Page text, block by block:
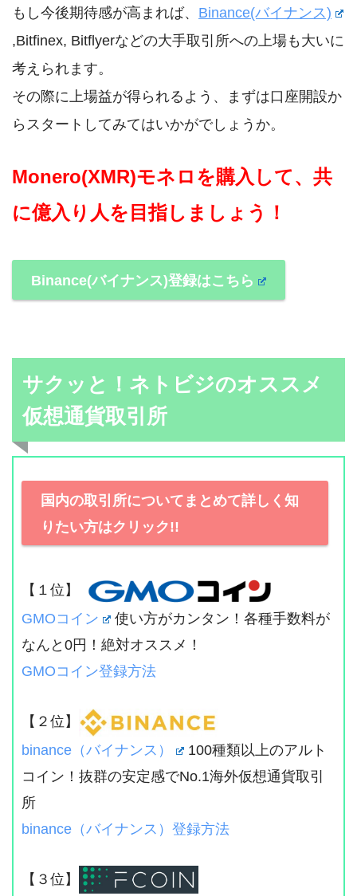
もし今後期待感が高まれば、 Binance(バイナンス)
,Bitfinex, Bitflyerなどの大手取引所への上場も大いに
考えられます。
その際に上場益が得られるよう、まずは口座開設か
らスタートしてみてはいかがでしょうか。
Monero(XMR)モネロを購入して、共
に億入り人を目指しましょう！
Binance(バイナンス)登録はこちら
サクッと！ネトビジのオススメ
仮想通貨取引所
国内の取引所についてまとめて詳しく知
りたい方はクリック!!
【１位】
GMOコイン
使い方がカンタン！各種手数料が
なんと0円！絶対オススメ！
GMOコイン登録方法
【２位】
binance（バイナンス）
100種類以上のアルト
コイン！抜群の安定感でNo.1海外仮想通貨取引
所
binance（バイナンス）登録方法
【３位】